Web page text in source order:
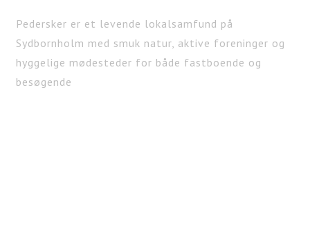
Pedersker er et levende lokalsamfund på
Sydbornholm med smuk natur, aktive foreninger og
hyggelige mødesteder for både fastboende og
besøgende